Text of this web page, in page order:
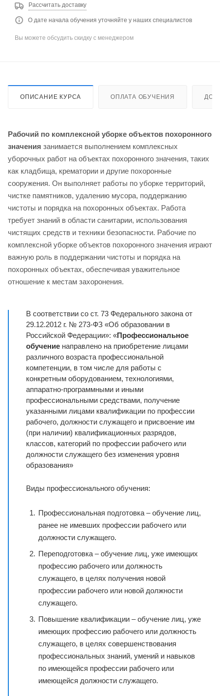
Рассчитать доставку
О дате начала обучения уточняйте у наших специалистов
Вы можете обсудить скидку с менеджером
ОПИСАНИЕ КУРСА ОПЛАТА ОБУЧЕНИЯ
Рабочий по комплексной уборке объектов похоронного
значения занимается выполнением комплексных
уборочных работ на объектах похоронного значения, таких
как кладбища, крематории и другие похоронные
сооружения. Он выполняет работы по уборке территорий,
чистке памятников, удалению мусора, поддержанию
чистоты и порядка на похоронных объектах. Работа
требует знаний в области санитарии, использования
чистящих средств и техники безопасности. Рабочие по
комплексной уборке объектов похоронного значения играют
важную роль в поддержании чистоты и порядка на
похоронных объектах, обеспечивая уважительное
отношение к местам захоронения.
В соответствии со ст. 73 Федерального закона от
29.12.2012 г. № 273-ФЗ «Об образовании в
Российской Федерации»: «Профессиональное
обучение направлено на приобретение лицами
различного возраста профессиональной
компетенции, в том числе для работы с
конкретным оборудованием, технологиями,
аппаратно-программными и иными
профессиональными средствами, получение
указанными лицами квалификации по профессии
рабочего, должности служащего и присвоение им
(при наличии) квалификационных разрядов,
классов, категорий по профессии рабочего или
должности служащего без изменения уровня
образования»
Виды профессионального обучения:
Профессиональная подготовка – обучение лиц,
ранее не имевших профессии рабочего или
должности служащего.
Переподготовка – обучение лиц, уже имеющих
профессию рабочего или должность
служащего, в целях получения новой
профессии рабочего или новой должности
служащего.
Повышение квалификации – обучение лиц, уже
имеющих профессию рабочего или должность
служащего, в целях совершенствования
профессиональных знаний, умений и навыков
по имеющейся профессии рабочего или
имеющейся должности служащего.